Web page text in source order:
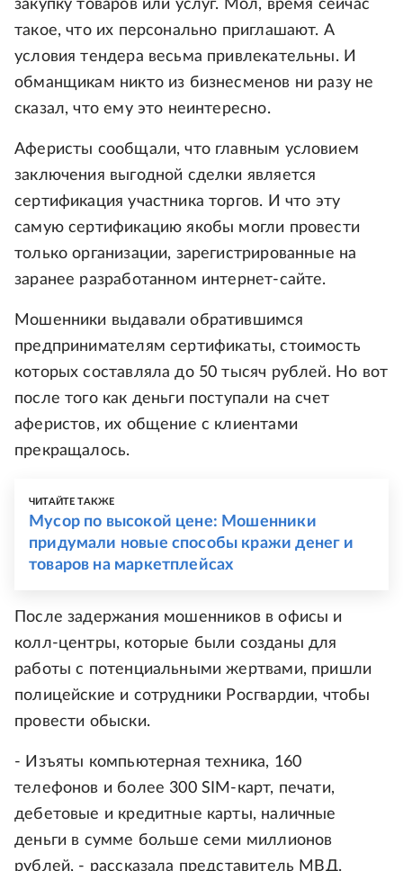
закупку товаров или услуг. Мол, время сейчас
такое, что их персонально приглашают. А
условия тендера весьма привлекательны. И
обманщикам никто из бизнесменов ни разу не
сказал, что ему это неинтересно.
Аферисты сообщали, что главным условием
заключения выгодной сделки является
сертификация участника торгов. И что эту
самую сертификацию якобы могли провести
только организации, зарегистрированные на
заранее разработанном интернет-сайте.
Мошенники выдавали обратившимся
предпринимателям сертификаты, стоимость
которых составляла до 50 тысяч рублей. Но вот
после того как деньги поступали на счет
аферистов, их общение с клиентами
прекращалось.
ЧИТАЙТЕ ТАКЖЕ
Мусор по высокой цене: Мошенники
придумали новые способы кражи денег и
товаров на маркетплейсах
После задержания мошенников в офисы и
колл-центры, которые были созданы для
работы с потенциальными жертвами, пришли
полицейские и сотрудники Росгвардии, чтобы
провести обыски.
- Изъяты компьютерная техника, 160
телефонов и более 300 SIM-карт, печати,
дебетовые и кредитные карты, наличные
деньги в сумме больше семи миллионов
рублей, - рассказала представитель МВД.